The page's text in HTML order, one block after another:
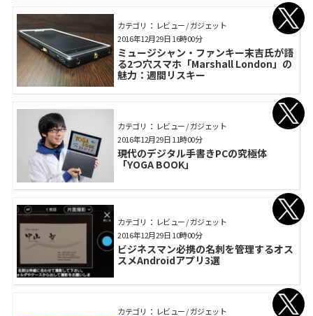
カテゴリ： レビュー / ガジェット
ミュージシャン・ファンキー末吉氏が語
る2つ穴スマホ「Marshall London」の
魅力：週間リスキー
2016年12月29日 16時00分
カテゴリ： レビュー / ガジェット
現代のデジタル手書きPCの究極体
「YOGA BOOK」
2016年12月29日 11時00分
カテゴリ： レビュー / ガジェット
ビジネスマン必携の名刺を管理するオス
スメAndroidアプリ3選
2016年12月29日 10時00分
カテゴリ： レビュー / ガジェット